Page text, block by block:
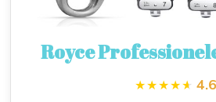
Royce
4.6